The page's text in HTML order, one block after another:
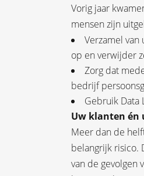
Vorig jaar
mensen zijn
Verzamel
op en verwijder
Zorg dat
bedrijf
Gebruik Data
Uw klanten én
Meer dan de
belangrijk risico.
van de gevolgen